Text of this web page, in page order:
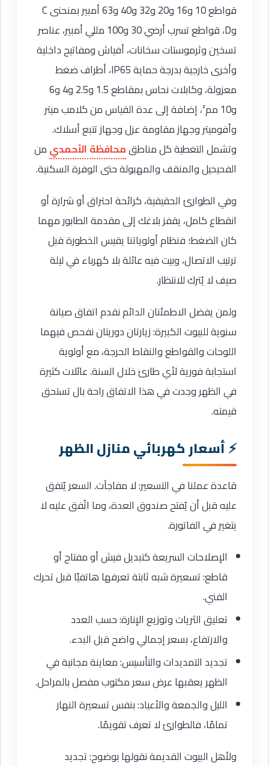
قواطع 10 و16 و20 و32 و40 و63 أمبير بمنحنى C
وD، قواطع تسرب أرضي 30 و100 مللي أمبير، عناصر
تسخين وثرموستات سخانات، أفياش ومفاتيح داخلية
وأخرى خارجية بدرجة حماية IP65، أطراف ضغط
معزولة، وكابلات نحاس بمقاطع 1.5 و2.5 و4 و6
و10 مم²، إضافة إلى عدة القياس من كلامب ميتر
وأفوميتر وجهاز مقاومة عزل وجهاز تتبع أسلاك.
وتشمل التغطية كل مناطقمحافظة الأحمدي من
الفحيحيل والمنقف والمهبولة حتى الوفرة السكنية.
وفي الطوارئ الحقيقية، كرائحة احتراق أو شرارة أو
انقطاع كامل، يقفز بلاغك إلى مقدمة الطابور مهما
كان الضغط؛ فنظام أولوياتنا يقيس الخطورة قبل
ترتيب الاتصال، وبيت فيه عائلة بلا كهرباء في ليلة
صيف لا يُترك للانتظار.
ولمن يفضل الاطمئنان الدائم نقدم اتفاق صيانة
سنوية للبيوت الكبيرة: زيارتان دوريتان نفحص فيهما
اللوحات والقواطع والنقاط الحرجة، مع أولوية
استجابة فورية لأي طارئ خلال السنة. عائلات كثيرة
في الظهر وجدت في هذا الاتفاق راحة بال تستحق
قيمته.
أسعار كهربائي منازل الظهر
قاعدة عملنا في التسعير: لا مفاجآت. السعر يُتفق
عليه قبل أن يُفتح صندوق العدة، وما اتُفق عليه لا
يتغير في الفاتورة.
الإصلاحات السريعة كتبديل فيش أو مفتاح أو
قاطع: تسعيرة شبه ثابتة تعرفها هاتفيًا قبل تحرك
الفني.
تعليق الثريات وتوزيع الإنارة: حسب العدد
والارتفاع، بسعر إجمالي واضح قبل البدء.
تجديد التمديدات والتأسيس: معاينة مجانية في
الظهر يعقبها عرض سعر مكتوب مفصل بالمراحل.
الليل والجمعة والأعياد: بنفس تسعيرة النهار
تمامًا، فالطوارئ لا تعرف تقويمًا.
ولأهل البيوت القديمة نقولها بوضوح: تجديد